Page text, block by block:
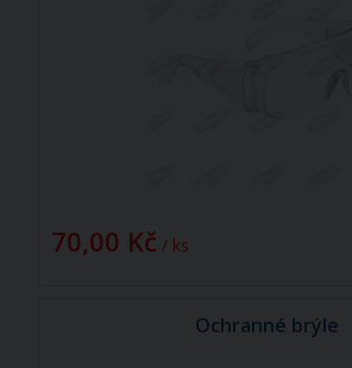
70,00 Kč / ks
Ochranné brýle